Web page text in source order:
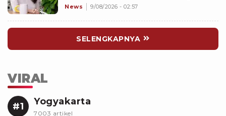
Ikut Disorot
News 9/08/2026 - 02:57
SELENGKAPNYA
VIRAL
#1 Yogyakarta
7003 artikel